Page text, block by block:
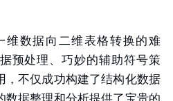
维数据向二维表格转换的难
预处理、巧妙的辅助符号策
，不仅成功构建了结构化数据